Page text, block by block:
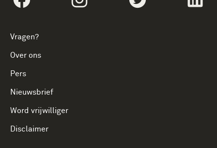
Vragen?
Over ons
Pers
Nieuwsbrief
Word vrijwilliger
Disclaimer